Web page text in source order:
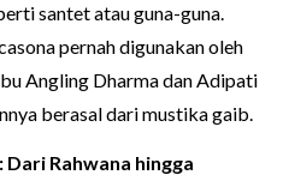
santet atau guna-guna.
pernah digunakan oleh
Angling Dharma dan Adipati
berasal dari mustika gaib.
Dari Rahwana hingga